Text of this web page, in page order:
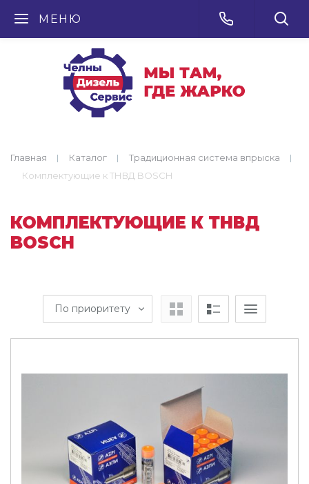
МЕНЮ
Главная Каталог
Традиционная система впрыска
Комплектующие к ТНВД BOSCH
КОМПЛЕКТУЮЩИЕ К ТНВД
BOSCH
По приоритету